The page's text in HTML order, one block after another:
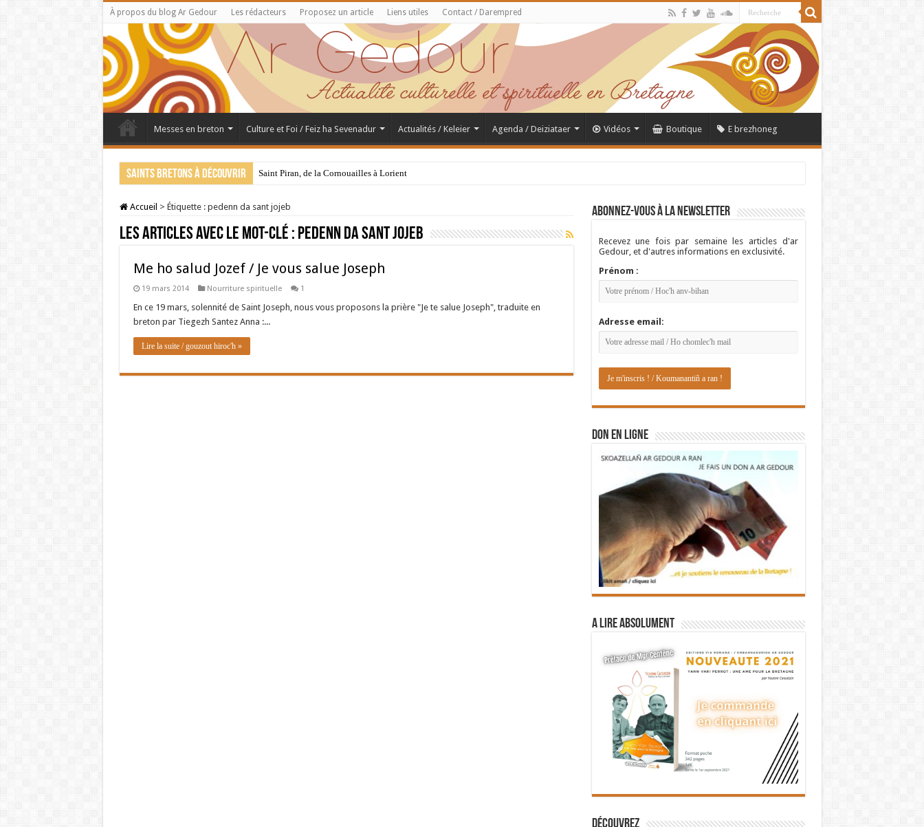
À propos du blog Ar Gedour Les rédacteurs Proposez un article Liens utiles Contact / Darempred
Messes en breton Culture et Foi / Feiz ha Sevenadur Actualités / Keleier Agenda / Deiziataer Vidéos Boutique E brezhoneg
Saints bretons à découvrir Saint Piran, de la Cornouailles à Lorient
Accueil > Étiquette : pedenn da sant jojeb
Les articles avec le mot-clé : pedenn da sant jojeb
Me ho salud Jozef / Je vous salue Joseph
19 mars 2014 Nourriture spirituelle 1
En ce 19 mars, solennité de Saint Joseph, nous vous proposons la prière "Je te salue Joseph", traduite en
breton par Tiegezh Santez Anna :...
Lire la suite / gouzout hiroc'h »
Abonnez-vous à la newsletter
Recevez une fois par semaine les articles d'ar
Gedour, et d'autres informations en exclusivité.
Prénom :
Adresse email:
DON EN LIGNE
A lire absolument